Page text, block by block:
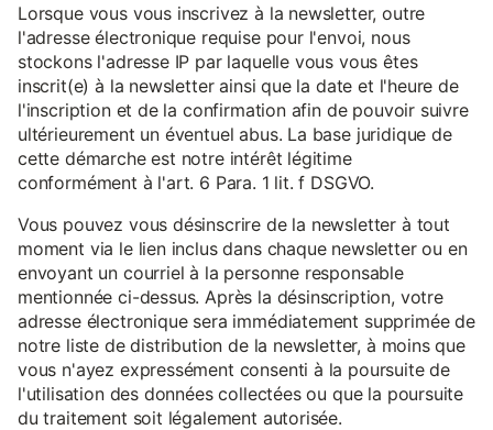
Lorsque vous vous inscrivez à la newsletter, outre
l'adresse électronique requise pour l'envoi, nous
stockons l'adresse IP par laquelle vous vous êtes
inscrit(e) à la newsletter ainsi que la date et l'heure de
l'inscription et de la confirmation afin de pouvoir suivre
ultérieurement un éventuel abus. La base juridique de
cette démarche est notre intérêt légitime
conformément à l'art. 6 Para. 1 lit. f DSGVO.
Vous pouvez vous désinscrire de la newsletter à tout
moment via le lien inclus dans chaque newsletter ou en
envoyant un courriel à la personne responsable
mentionnée ci-dessus. Après la désinscription, votre
adresse électronique sera immédiatement supprimée de
notre liste de distribution de la newsletter, à moins que
vous n'ayez expressément consenti à la poursuite de
l'utilisation des données collectées ou que la poursuite
du traitement soit légalement autorisée.